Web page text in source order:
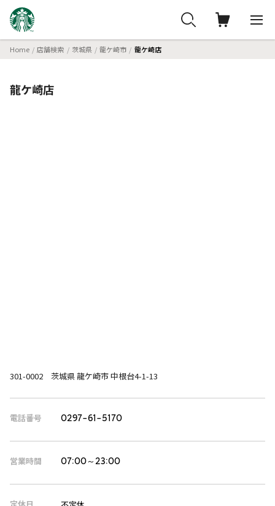
Home 店舗検索 茨城県 龍ケ崎市 龍ケ崎店
龍ケ崎店
301-0002 茨城県 龍ケ崎市 中根台4-1-13
電話番号 0297-61-5170
営業時間 07:00～23:00